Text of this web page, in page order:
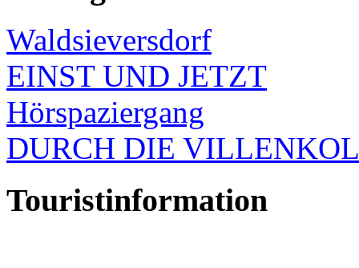
Waldsieversdorf
EINST UND JETZT
Hörspaziergang
DURCH DIE
Touristinformation